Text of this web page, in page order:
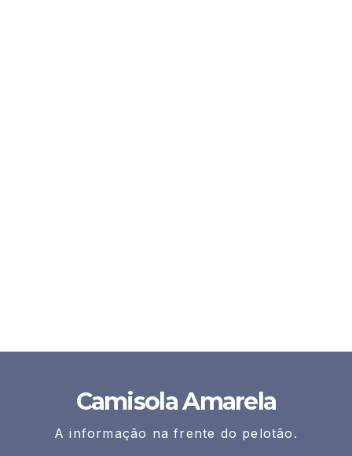
Camisola Amarela
A informação na frente do pelotão.